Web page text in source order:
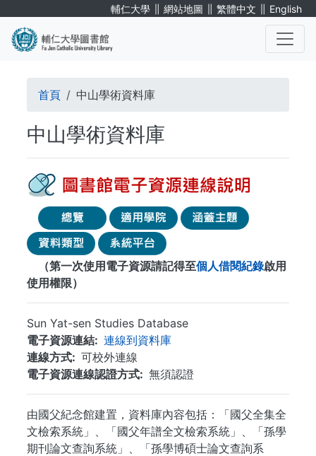
輔仁大學 ∥ 網站地圖 ∥ 繁體中文 ∥ English
導
航
連
結
首頁 中山學術資料庫
中山學術資料庫
（第一次使用電子資源請記得至個人借閱紀錄啟用
使用權限）
Sun Yat-sen Studies Database
電子資源連結
連線到資料庫
連線方式
可校外連線
電子資源連線認證方式
無須認證
由國父紀念館建置，資料庫內容包括：「國父全集全
文檢索系統」、「國父年譜全文檢索系統」、「孫學
期刊論文查詢系統」、「孫學博碩士論文查詢系